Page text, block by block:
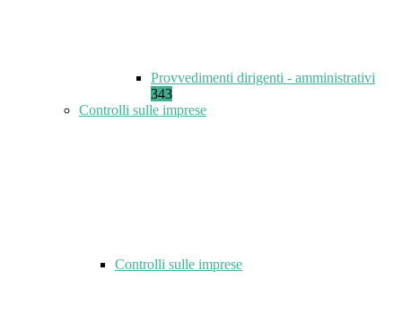
Provvedimenti dirigenti - amministrativi
343
Controlli sulle imprese
Controlli sulle imprese